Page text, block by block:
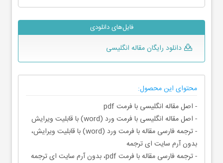
فایل‌های دانلودی
دانلود رایگان مقاله انگلیسی
محتوای این محصول:
- اصل مقاله انگلیسی با فرمت pdf
- اصل مقاله انگلیسی با فرمت ورد (word) با قابلیت ویرایش
- ترجمه فارسی مقاله با فرمت ورد (word) با قابلیت ویرایش،
بدون آرم سایت ای ترجمه
- ترجمه فارسی مقاله با فرمت pdf، بدون آرم سایت ای ترجمه